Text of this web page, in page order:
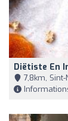
Diëtiste En
7,8km,